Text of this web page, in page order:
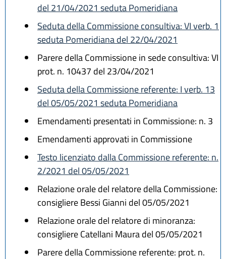
del 21/04/2021 seduta Pomeridiana
Seduta della Commissione consultiva: VI verb. 1
seduta Pomeridiana del 22/04/2021
Parere della Commissione in sede consultiva: VI
prot. n. 10437 del 23/04/2021
Seduta della Commissione referente: I verb. 13
del 05/05/2021 seduta Pomeridiana
Emendamenti presentati in Commissione: n. 3
Emendamenti approvati in Commissione
Testo licenziato dalla Commissione referente: n.
2/2021 del 05/05/2021
Relazione orale del relatore della Commissione:
consigliere Bessi Gianni del 05/05/2021
Relazione orale del relatore di minoranza:
consigliere Catellani Maura del 05/05/2021
Parere della Commissione referente: prot. n.